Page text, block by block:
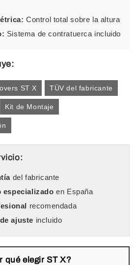
Control total sobre la altura
Sistema de contratuerca incluido
ST X TÜV del fabricante
Kit de Montaje
del fabricante
en España
recomendada
ajuste incluido
qué elegir ST X?